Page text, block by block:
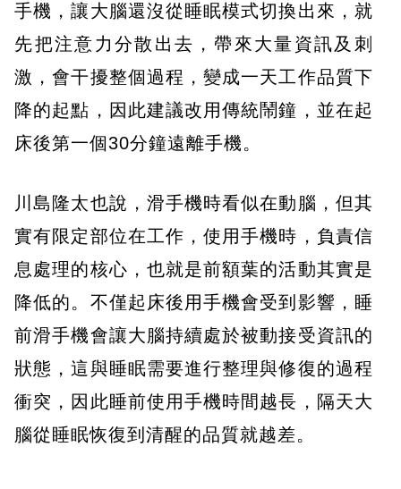
手機，讓大腦還沒從睡眠模式切換出來，就
先把注意力分散出去，帶來大量資訊及刺
激，會干擾整個過程，變成一天工作品質下
降的起點，因此建議改用傳統鬧鐘，並在起
床後第一個30分鐘遠離手機。
川島隆太也說，滑手機時看似在動腦，但其
實有限定部位在工作，使用手機時，負責信
息處理的核心，也就是前額葉的活動其實是
降低的。不僅起床後用手機會受到影響，睡
前滑手機會讓大腦持續處於被動接受資訊的
狀態，這與睡眠需要進行整理與修復的過程
衝突，因此睡前使用手機時間越長，隔天大
腦從睡眠恢復到清醒的品質就越差。